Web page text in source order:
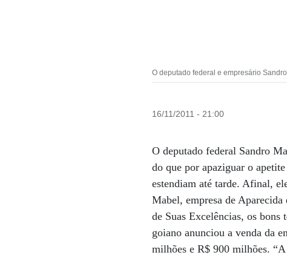
O deputado federal e empresário
16/11/2011 - 21:00
O deputado federal Sandro
do que por apaziguar o
estendiam até tarde. Afinal,
Mabel, empresa de
de Suas Excelências, os
goiano anunciou a venda da
milhões e R$ 900 milhões.